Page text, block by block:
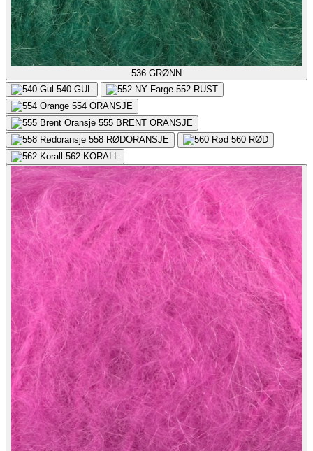
536 GRØNN
540 GUL 552 RUST
554 ORANSJE
555 BRENT ORANSJE
558 RØDORANSJE 560 RØD
562 KORALL